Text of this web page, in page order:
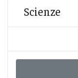
Scienze